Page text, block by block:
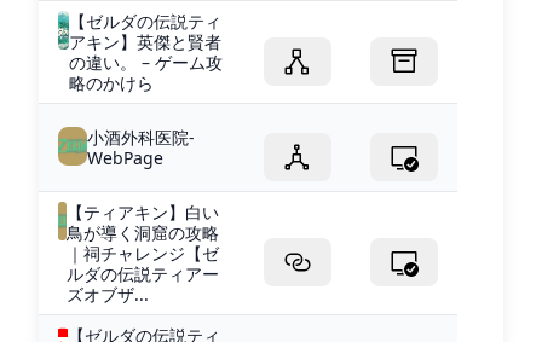
【ゼルダの伝説ティ
アキン】英傑と賢者
の違い。 – ゲーム攻
略のかけら
小酒外科医院-
WebPage
【ティアキン】白い
鳥が導く洞窟の攻略
｜祠チャレンジ【ゼ
ルダの伝説ティアー
ズオブザ...
【ゼルダの伝説ティ